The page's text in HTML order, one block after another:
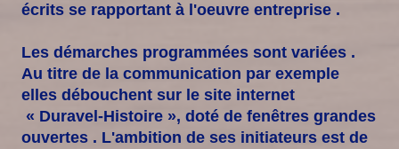
écrits se rapportant à l'oeuvre entreprise .
Les démarches programmées sont variées .
Au titre de la communication par exemple
elles débouchent sur le site internet
« Duravel-Histoire », doté de fenêtres grandes
ouvertes . L'ambition de ses initiateurs est de